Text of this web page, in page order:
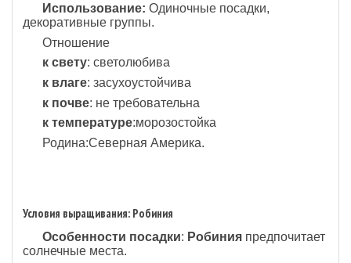
Использование: Одиночные посадки,
декоративные группы.
Отношение
к свету: светолюбива
к влаге: засухоустойчива
к почве: не требовательна
к температуре:морозостойка
Родина:Северная Америка.
Условия выращивания: Робиния
Особенности посадки: Робинияпредпочитает
солнечные места.